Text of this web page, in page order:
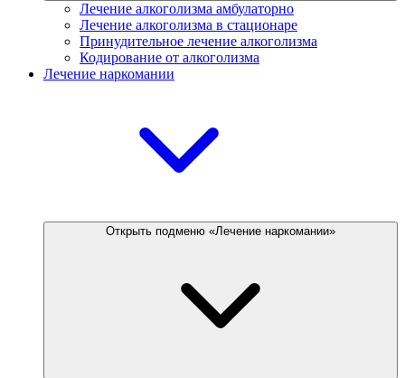
Лечение алкоголизма амбулаторно
Лечение алкоголизма в стационаре
Принудительное лечение алкоголизма
Кодирование от алкоголизма
Лечение наркомании
Открыть подменю «Лечение наркомании»